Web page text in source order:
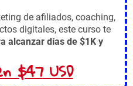
de afiliados, coaching,
digitales, este curso te
alcanzar días de $1K y
$47 USD